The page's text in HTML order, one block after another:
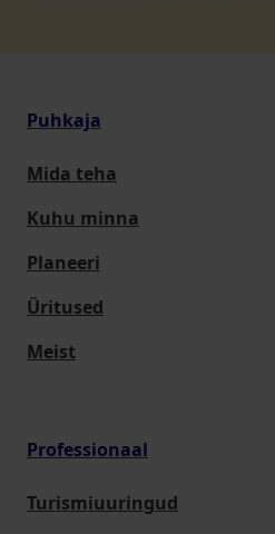
Puhkaja
Mida teha
Kuhu minna
Planeeri
Üritused
Meist
Professionaal
Turismiuuringud